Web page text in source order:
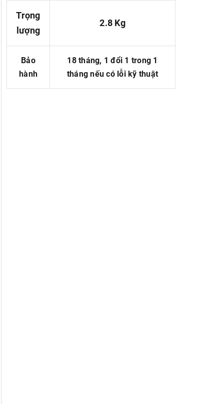
Trọng
lượng
2.8 Kg
Bảo
hành
18 tháng, 1 đổi 1 trong 1
tháng nếu có lỗi kỹ thuật